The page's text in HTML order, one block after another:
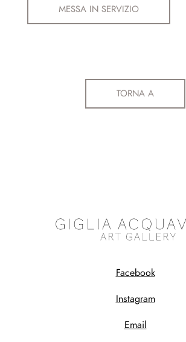
MESSA IN SERVIZIO
TORNA A
Facebook
Instagram
Email